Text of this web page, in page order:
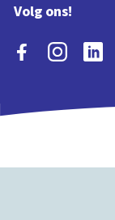
Volg ons!